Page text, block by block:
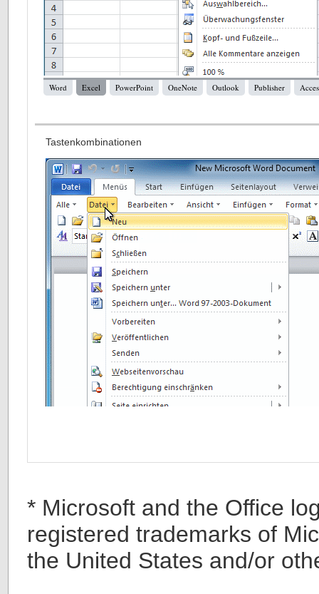
Word Excel PowerPoint OneNote Outlook Publisher
Tastenkombinationen
* Microsoft and the Office
registered trademarks of
the United States and/or